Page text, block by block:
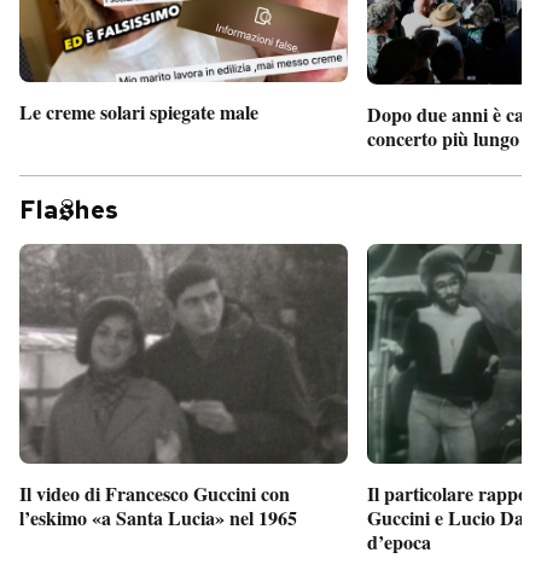
Le creme solari spiegate male
Dopo due anni è
concerto più lungo
Fla hes
Il video di Francesco Guccini con
l’eskimo «a Santa Lucia» nel 1965
Il particolare
Guccini e Lucio
d’epoca